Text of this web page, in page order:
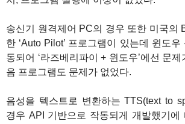
송신기 원격제어 PC의 경우 또한 미국의
한 ‘Auto Pilot’ 프로그램이 있는데 윈도
동되어 ‘라즈베리파이 + 윈도우’에선 문
음 프로그램도 문제가 없었다.
음성을 텍스트로 변환하는 TTS(text to
경우 API 기반으로 작동되게 개발했기에